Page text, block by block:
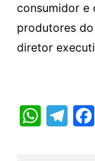
consumidor e
produtores
diretor
W